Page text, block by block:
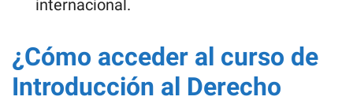
internacional.
¿Cómo acceder al curso de
Introducción al Derecho